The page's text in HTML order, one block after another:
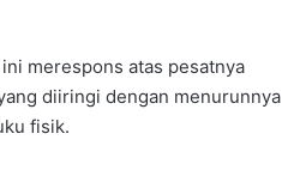
merespons atas pesatnya
diiringi dengan menurunnya
fisik.